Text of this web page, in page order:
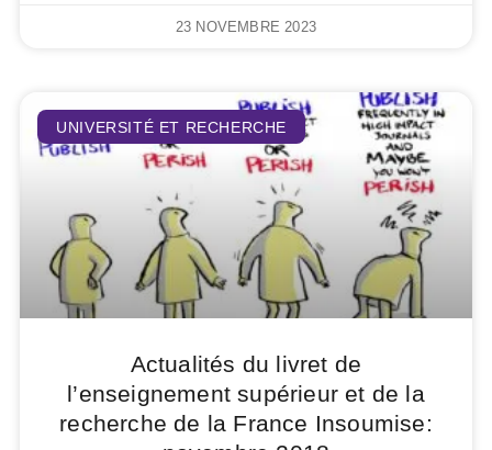
23 NOVEMBRE 2023
UNIVERSITÉ ET RECHERCHE
Actualités du livret de
l’enseignement supérieur et de la
recherche de la France Insoumise: